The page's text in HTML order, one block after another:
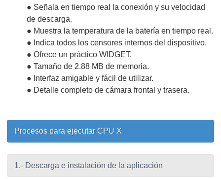
● Señala en tiempo real la conexión y su velocidad
de descarga.
● Muestra la temperatura de la batería en tiempo real.
● Indica todos los censores internos del dispositivo.
● Ofrece un práctico WIDGET.
● Tamaño de 2.88 MB de memoria.
● Interfaz amigable y fácil de utilizar.
● Detalle completo de cámara frontal y trasera.
Procesos para ejecutar CPU X
1.- Descarga e instalación de la aplicación